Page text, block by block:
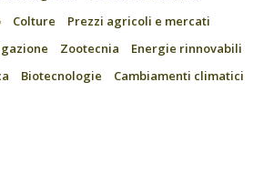
Colture
Prezzi agricoli e mercati
Zootecnia
Energie rinnovabili
Biotecnologie
Cambiamenti climatici